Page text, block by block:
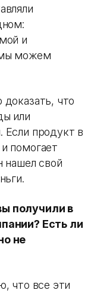
и
мы можем
что
или
Если продукт в
помогает
нашел свой
получили в
Есть ли
не
что все эти